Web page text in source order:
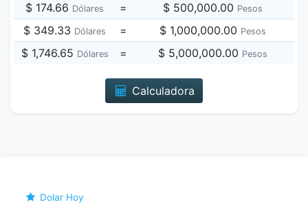
$ 174.66 Dólares = $ 500,000.00 Pesos
$ 349.33 Dólares = $ 1,000,000.00 Pesos
$ 1,746.65 Dólares = $ 5,000,000.00 Pesos
Calculadora
Dolar Hoy